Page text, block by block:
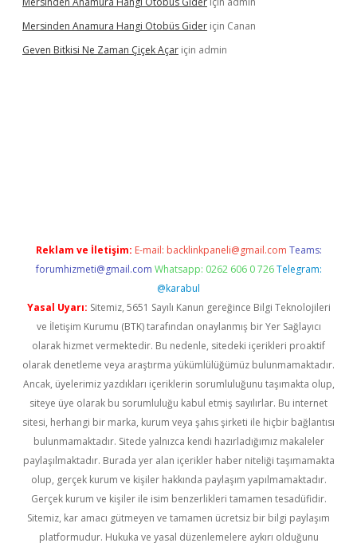
Mersinden Anamura Hangi Otobüs Gider için Canan
Geven Bitkisi Ne Zaman Çiçek Açar için admin
Reklam ve İletişim: E-mail: backlinkpaneli@gmail.com Teams:
forumhizmeti@gmail.com Whatsapp: 0262 606 0 726 Telegram:
@karabul
Yasal Uyarı: Sitemiz, 5651 Sayılı Kanun gereğince Bilgi Teknolojileri
ve İletişim Kurumu (BTK) tarafından onaylanmış bir Yer Sağlayıcı
olarak hizmet vermektedir. Bu nedenle, sitedeki içerikleri proaktif
olarak denetleme veya araştırma yükümlülüğümüz bulunmamaktadır.
Ancak, üyelerimiz yazdıkları içeriklerin sorumluluğunu taşımakta olup,
siteye üye olarak bu sorumluluğu kabul etmiş sayılırlar. Bu internet
sitesi, herhangi bir marka, kurum veya şahıs şirketi ile hiçbir bağlantısı
bulunmamaktadır. Sitede yalnızca kendi hazırladığımız makaleler
paylaşılmaktadır. Burada yer alan içerikler haber niteliği taşımamakta
olup, gerçek kurum ve kişiler hakkında paylaşım yapılmamaktadır.
Gerçek kurum ve kişiler ile isim benzerlikleri tamamen tesadüfidir.
Sitemiz, kar amacı gütmeyen ve tamamen ücretsiz bir bilgi paylaşım
platformudur. Hukuka ve yasal düzenlemelere aykırı olduğunu